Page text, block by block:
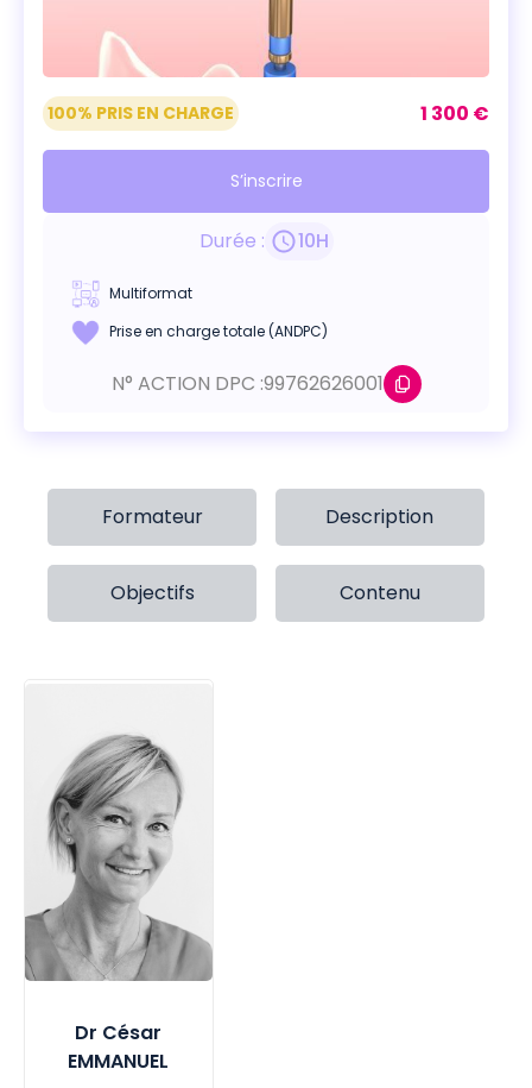
Formateur Description
Objectifs Contenu
Dr César
EMMANUEL
100% PRIS EN CHARGE 1 300 €
S’inscrire
Durée : 10H
Multiformat
Prise en charge totale (ANDPC)
N° ACTION DPC :99762626001